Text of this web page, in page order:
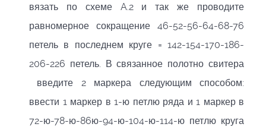
вязать по схеме A.2 и так же проводите
равномерное сокращение 46-52-56-64-68-76
петель в последнем круге = 142-154-170-186-
206-226 петель. В связанное полотно свитера
введите 2 маркера следующим способом:
ввести 1 маркер в 1-ю петлю ряда и 1 маркер в
72-ю-78-ю-86ю-94-ю-104-ю-114-ю петлю круга